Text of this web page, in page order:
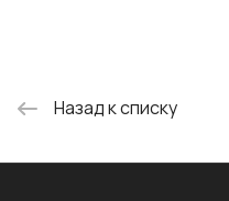
Назад к списку